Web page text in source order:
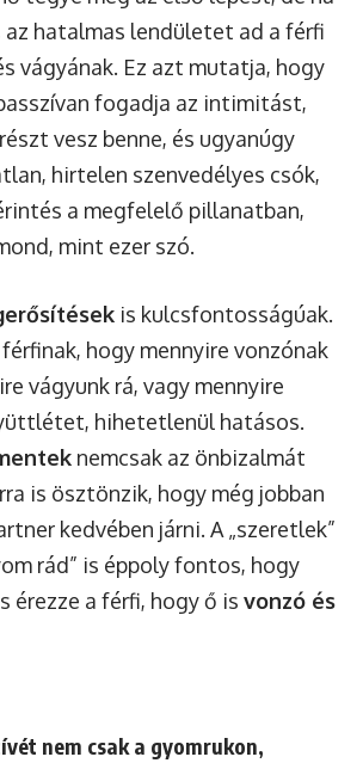
az hatalmas lendületet ad a férfi
vágyának. Ez azt mutatja, hogy
fogadja az intimitást,
vesz benne, és ugyanúgy
hirtelen szenvedélyes csók,
a megfelelő pillanatban,
mint ezer szó.
is kulcsfontosságúak.
hogy mennyire vonzónak
vágyunk rá, vagy mennyire
hihetetlenül hatásos.
nemcsak az önbizalmát
is ösztönzik, hogy még jobban
kedvében járni. A „szeretlek”
rád” is éppoly fontos, hogy
érezze a férfi, hogy ő is vonzó és
nem csak a gyomrukon,